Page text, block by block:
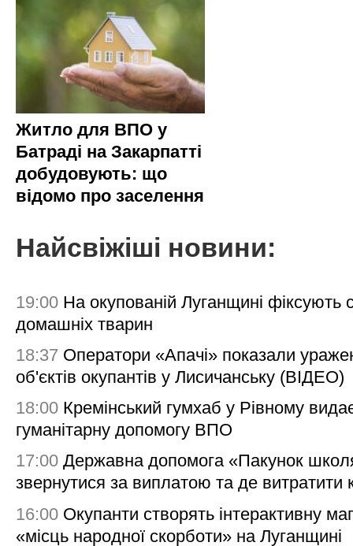
Житло для ВПО у
Батраді на Закарпатті
добудовують: що
відомо про заселення
Найсвіжіші новини:
19:00 На окупованій Луганщині фіксують
домашніх тварин
18:37 Оператори «Апачі» показали
об'єктів окупантів у Лисичанську (ВІДЕО)
18:00 Кремінський гумхаб у Рівному
гуманітарну допомогу ВПО
17:00 Державна допомога «Пакунок
звернутися за виплатою та де витратити
16:00 Окупанти створять інтерактивну
«місць народної скорботи» на Луганщині